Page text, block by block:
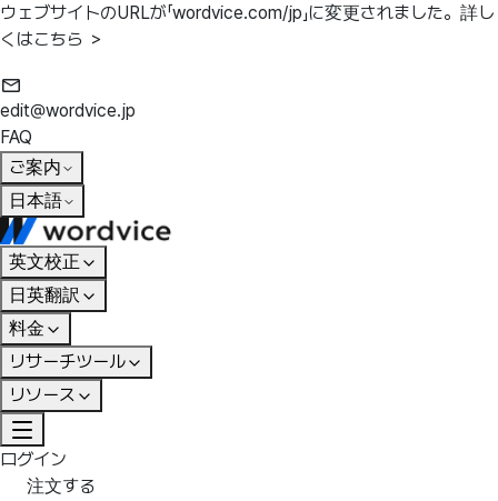
ウェブサイトのURLが「wordvice.com/jp」に変更されました。 詳し
くはこちら ＞
edit@wordvice.jp
FAQ
ご案内
日本語
英文校正
日英翻訳
料金
リサーチツール
リソース
ログイン
注文する